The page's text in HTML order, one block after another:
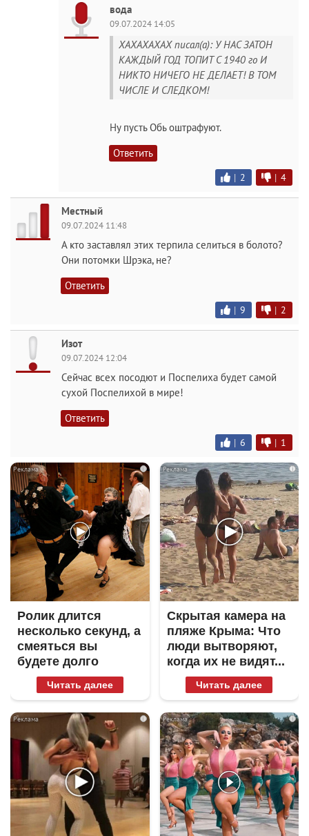
вода
09.07.2024 14:05
ХАХАХАХАХ писал(а): У НАС ЗАТОН
КАЖДЫЙ ГОД ТОПИТ С 1940 го И
НИКТО НИЧЕГО НЕ ДЕЛАЕТ! В ТОМ
ЧИСЛЕ И СЛЕДКОМ!
Ну пусть Обь оштрафуют.
Ответить
| 2 | 4
Местный
09.07.2024 11:48
А кто заставлял этих терпила селиться в болото?
Они потомки Шрэка, не?
Ответить
| 9 | 2
Изот
09.07.2024 12:04
Сейчас всех посодют и Поспелиха будет самой
сухой Поспелихой в мире!
Ответить
| 6 | 1
i
Ролик длится
несколько секунд, а
смеяться вы
будете долго
Читать далее
i
Скрытая камера на
пляже Крыма: Что
люди вытворяют,
когда их не видят...
Читать далее
i i